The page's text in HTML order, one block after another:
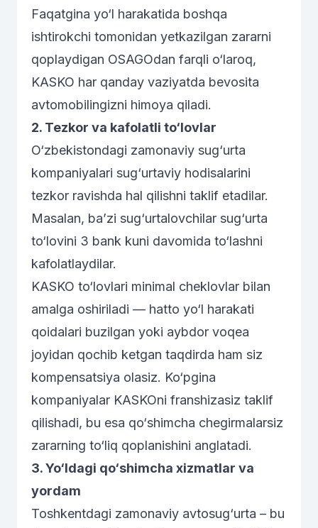
Faqatgina yo‘l harakatida boshqa
ishtirokchi tomonidan yetkazilgan zararni
qoplaydigan OSAGOdan farqli o‘laroq,
KASKO har qanday vaziyatda bevosita
avtomobilingizni himoya qiladi.
2. Tezkor va kafolatli to‘lovlar
O‘zbekistondagi zamonaviy sug‘urta
kompaniyalari sug‘urtaviy hodisalarini
tezkor ravishda hal qilishni taklif etadilar.
Masalan, ba’zi sug‘urtalovchilar sug‘urta
to‘lovini 3 bank kuni davomida to‘lashni
kafolatlaydilar.
KASKO to‘lovlari minimal cheklovlar bilan
amalga oshiriladi — hatto yo‘l harakati
qoidalari buzilgan yoki aybdor voqea
joyidan qochib ketgan taqdirda ham siz
kompensatsiya olasiz. Ko‘pgina
kompaniyalar KASKOni franshizasiz taklif
qilishadi, bu esa qo‘shimcha chegirmalarsiz
zararning to‘liq qoplanishini anglatadi.
3. Yo‘ldagi qo‘shimcha xizmatlar va
yordam
Toshkentdagi zamonaviy avtosug‘urta – bu